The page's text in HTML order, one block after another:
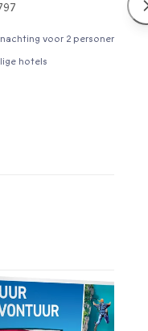
voor 2 personen
hotels